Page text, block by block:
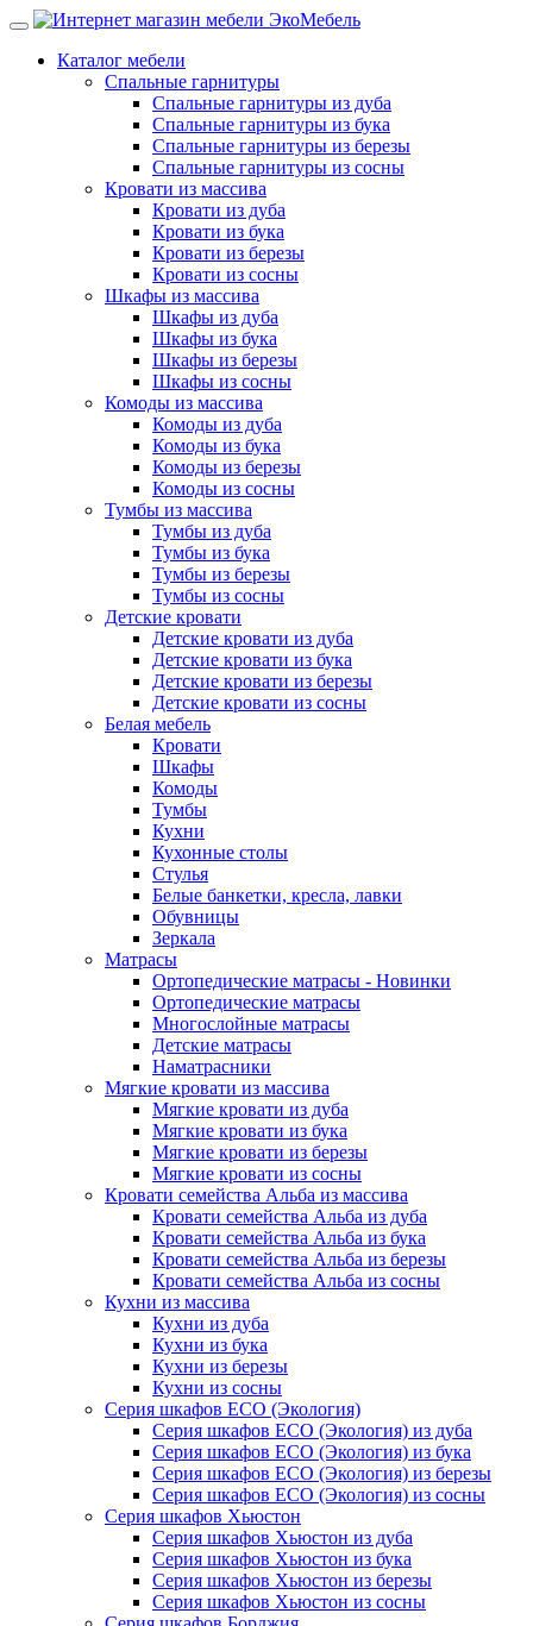
Каталог мебели
Спальные гарнитуры
Спальные гарнитуры из дуба
Спальные гарнитуры из бука
Спальные гарнитуры из березы
Спальные гарнитуры из сосны
Кровати из массива
Кровати из дуба
Кровати из бука
Кровати из березы
Кровати из сосны
Шкафы из массива
Шкафы из дуба
Шкафы из бука
Шкафы из березы
Шкафы из сосны
Комоды из массива
Комоды из дуба
Комоды из бука
Комоды из березы
Комоды из сосны
Тумбы из массива
Тумбы из дуба
Тумбы из бука
Тумбы из березы
Тумбы из сосны
Детские кровати
Детские кровати из дуба
Детские кровати из бука
Детские кровати из березы
Детские кровати из сосны
Белая мебель
Кровати
Шкафы
Комоды
Тумбы
Кухни
Кухонные столы
Стулья
Белые банкетки, кресла, лавки
Обувницы
Зеркала
Матрасы
Ортопедические матрасы - Новинки
Ортопедические матрасы
Многослойные матрасы
Детские матрасы
Наматрасники
Мягкие кровати из массива
Мягкие кровати из дуба
Мягкие кровати из бука
Мягкие кровати из березы
Мягкие кровати из сосны
Кровати семейства Альба из массива
Кровати семейства Альба из дуба
Кровати семейства Альба из бука
Кровати семейства Альба из березы
Кровати семейства Альба из сосны
Кухни из массива
Кухни из дуба
Кухни из бука
Кухни из березы
Кухни из сосны
Серия шкафов ECO (Экология)
Серия шкафов ECO (Экология) из дуба
Серия шкафов ECO (Экология) из бука
Серия шкафов ECO (Экология) из березы
Серия шкафов ECO (Экология) из сосны
Серия шкафов Хьюстон
Серия шкафов Хьюстон из дуба
Серия шкафов Хьюстон из бука
Серия шкафов Хьюстон из березы
Серия шкафов Хьюстон из сосны